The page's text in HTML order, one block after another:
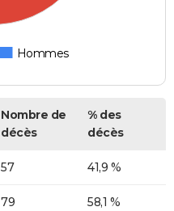
Hommes
Nombre de
décès
% des
décès
57 41,9 %
79 58,1 %